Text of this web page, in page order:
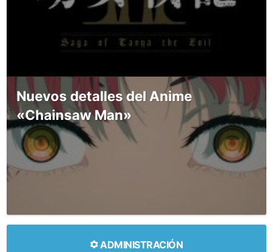
Nuevos detalles del Anime
«Chainsaw Man»
ADMINISTRACIÓN